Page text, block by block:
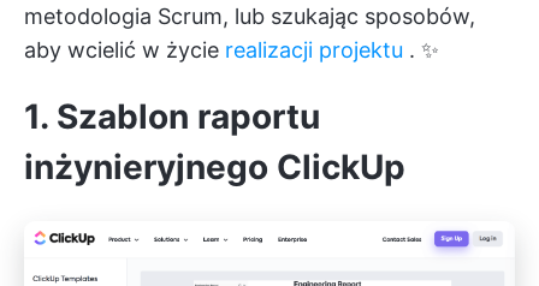
metodologia Scrum, lub szukając sposobów,
aby wcielić w życie realizacji projektu . ✨
1. Szablon raportu
inżynieryjnego ClickUp